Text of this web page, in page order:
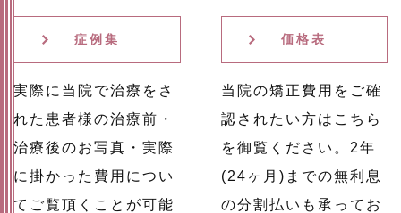
症例集
実際に当院で治療をさ
れた患者様の治療前・
治療後のお写真・実際
に掛かった費用につい
てご覧頂くことが可能
価格表
当院の矯正費用をご確
認されたい方はこちら
を御覧ください。2年
(24ヶ月)までの無利息
の分割払いも承ってお